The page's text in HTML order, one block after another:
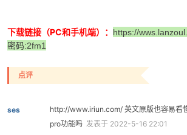
下载链接（PC和手机端）： https://
密码:2fm1
点评
ses
http://www.iriun.com/ 英文原版也容易看
pro功能吗 发表于 2022-5-16 22:01